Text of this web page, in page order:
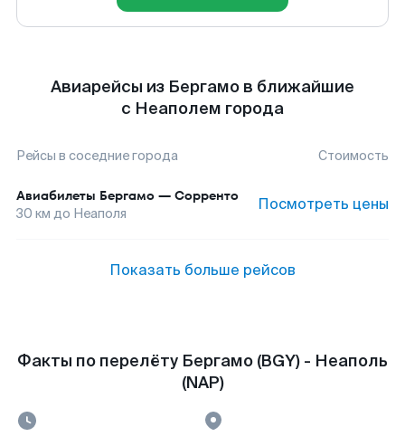
Авиарейсы из Бергамо в ближайшие
с Неаполем города
Рейсы в соседние города Стоимость
Авиабилеты Бергамо — Сорренто
30 км до Неаполя Посмотреть цены
Показать больше рейсов
Факты по перелёту Бергамо (BGY) - Неаполь
(NAP)